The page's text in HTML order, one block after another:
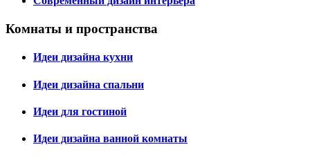
Комнаты и пространства
Идеи дизайна кухни
Идеи дизайна спальни
Идеи для гостиной
Идеи дизайна ванной комнаты